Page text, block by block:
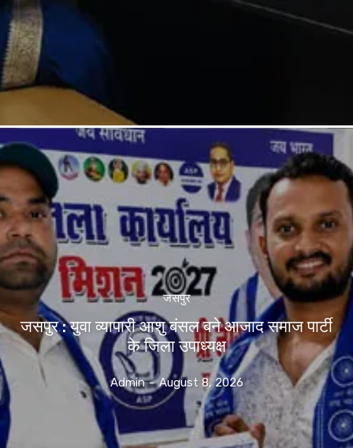
जसपुर
जसपुर : युवा व्यापारी आशु बंसल बने आजाद समाज पार्टी
के जिला उपाध्यक्ष
Admin - August 8, 2026